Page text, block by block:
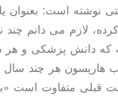
نوشته است: بعنوان
لازم می دانم چند
دانش پزشكی و هر
هاریسون هر چند